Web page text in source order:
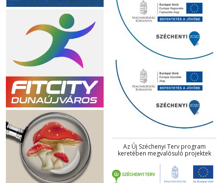
Az Új Széchenyi Terv program
keretében megvalósuló projektek